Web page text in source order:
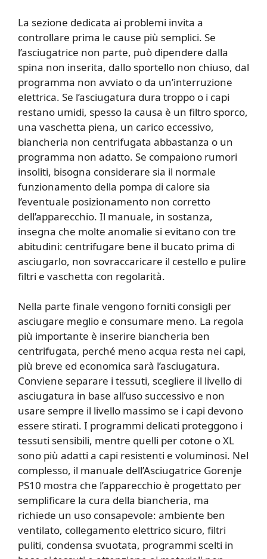
La sezione dedicata ai problemi invita a
controllare prima le cause più semplici. Se
l’asciugatrice non parte, può dipendere dalla
spina non inserita, dallo sportello non chiuso, dal
programma non avviato o da un’interruzione
elettrica. Se l’asciugatura dura troppo o i capi
restano umidi, spesso la causa è un filtro sporco,
una vaschetta piena, un carico eccessivo,
biancheria non centrifugata abbastanza o un
programma non adatto. Se compaiono rumori
insoliti, bisogna considerare sia il normale
funzionamento della pompa di calore sia
l’eventuale posizionamento non corretto
dell’apparecchio. Il manuale, in sostanza,
insegna che molte anomalie si evitano con tre
abitudini: centrifugare bene il bucato prima di
asciugarlo, non sovraccaricare il cestello e pulire
filtri e vaschetta con regolarità.
Nella parte finale vengono forniti consigli per
asciugare meglio e consumare meno. La regola
più importante è inserire biancheria ben
centrifugata, perché meno acqua resta nei capi,
più breve ed economica sarà l’asciugatura.
Conviene separare i tessuti, scegliere il livello di
asciugatura in base all’uso successivo e non
usare sempre il livello massimo se i capi devono
essere stirati. I programmi delicati proteggono i
tessuti sensibili, mentre quelli per cotone o XL
sono più adatti a capi resistenti e voluminosi. Nel
complesso, il manuale dell’Asciugatrice Gorenje
PS10 mostra che l’apparecchio è progettato per
semplificare la cura della biancheria, ma
richiede un uso consapevole: ambiente ben
ventilato, collegamento elettrico sicuro, filtri
puliti, condensa svuotata, programmi scelti in